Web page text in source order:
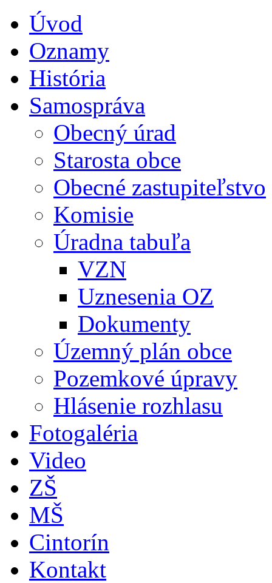
Úvod
Oznamy
História
Samospráva
Obecný úrad
Starosta obce
Obecné zastupiteľstvo
Komisie
Úradna tabuľa
VZN
Uznesenia OZ
Dokumenty
Územný plán obce
Pozemkové úpravy
Hlásenie rozhlasu
Fotogaléria
Video
ZŠ
MŠ
Cintorín
Kontakt